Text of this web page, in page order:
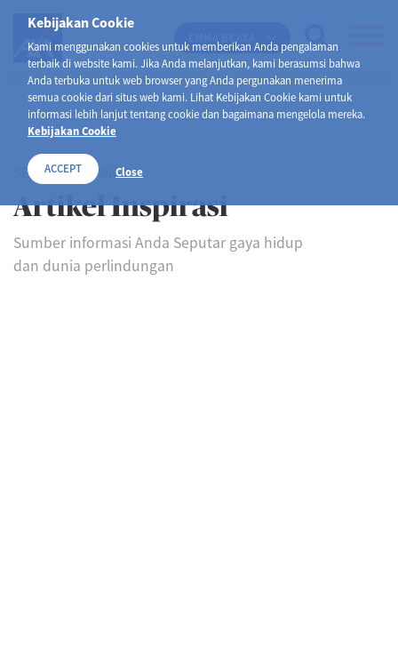
Kebijakan Cookie
Kami menggunakan cookies untuk memberikan Anda pengalaman
terbaik di website kami. Jika Anda melanjutkan, kami berasumsi bahwa
Anda terbuka untuk web browser yang Anda pergunakan menerima
semua cookie dari situs web kami. Lihat Kebijakan Cookie kami untuk
informasi lebih lanjut tentang cookie dan bagaimana mengelola mereka.
Kebijakan Cookie
ACCEPT Close
SELAMAT DATANG DI
Artikel Inspirasi
Sumber informasi Anda Seputar gaya hidup
dan dunia perlindungan